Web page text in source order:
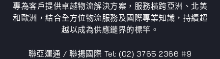
專為客戶提供卓越物流解決方案，服務橫跨亞洲、北美
和歐洲，結合全方位物流服務及國際專業知識，持續超
越以成為供應鏈界的標竿。
聯亞運通 / 聯揚國際 Tel: (02) 3765 2366 #9